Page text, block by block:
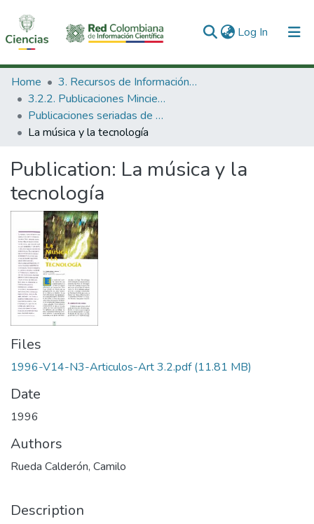
Log In (current)
Communities & Collections
All of DSpace
Statistics
Home
3. Recursos de Información Científica y Tecnológica
3.2.2. Publicaciones Minciencias
Publicaciones seriadas de Minciencias
La música y la tecnología
Publication: La música y la
tecnología
Files
1996-V14-N3-Articulos-Art 3.2.pdf(11.81 MB)
Date
1996
Authors
Rueda Calderón, Camilo
Description